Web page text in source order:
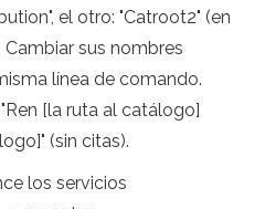
el otro: "Catroot2" (en
sus nombres
línea de comando.
[la ruta al catálogo]
(sin citas).
los servicios